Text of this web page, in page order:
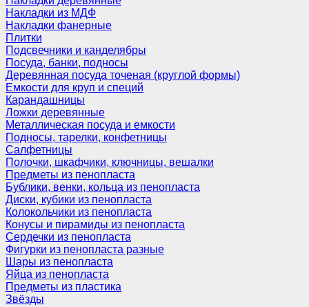
Накладки из МДФ
Накладки фанерные
Плитки
Подсвечники и канделябры
Посуда, банки, подносы
Деревянная посуда точеная (круглой формы)
Емкости для круп и специй
Карандашницы
Ложки деревянные
Металлическая посуда и емкости
Подносы, тарелки, конфетницы
Салфетницы
Полочки, шкафчики, ключницы, вешалки
Предметы из пенопласта
Бублики, венки, кольца из пенопласта
Диски, кубики из пенопласта
Колокольчики из пенопласта
Конусы и пирамиды из пенопласта
Сердечки из пенопласта
Фигурки из пенопласта разные
Шары из пенопласта
Яйца из пенопласта
Предметы из пластика
Звёзды